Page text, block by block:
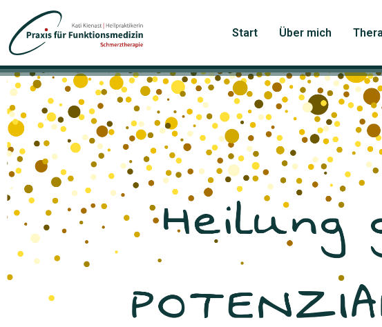
Inhalt
springen
Start Über mich